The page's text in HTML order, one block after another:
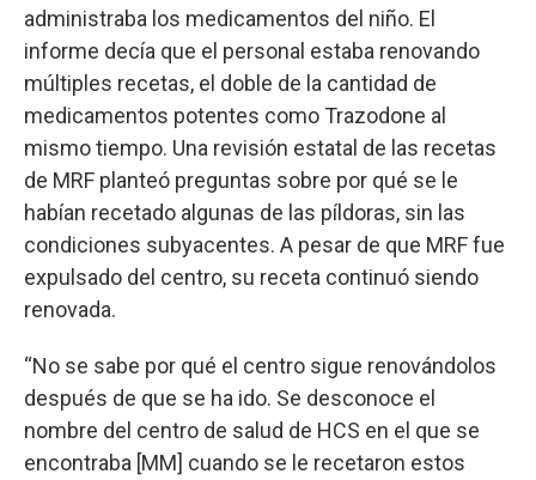
administraba los medicamentos del niño. El
informe decía que el personal estaba renovando
múltiples recetas, el doble de la cantidad de
medicamentos potentes como Trazodone al
mismo tiempo. Una revisión estatal de las recetas
de MRF planteó preguntas sobre por qué se le
habían recetado algunas de las píldoras, sin las
condiciones subyacentes. A pesar de que MRF fue
expulsado del centro, su receta continuó siendo
renovada.
“No se sabe por qué el centro sigue renovándolos
después de que se ha ido. Se desconoce el
nombre del centro de salud de HCS en el que se
encontraba [MM] cuando se le recetaron estos